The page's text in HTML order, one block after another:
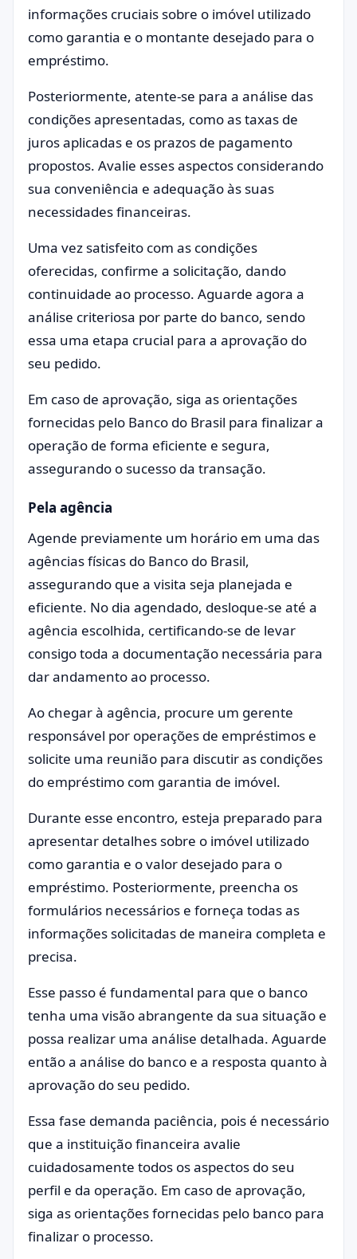
informações cruciais sobre o imóvel utilizado
como garantia e o montante desejado para o
empréstimo.
Posteriormente, atente-se para a análise das
condições apresentadas, como as taxas de
juros aplicadas e os prazos de pagamento
propostos. Avalie esses aspectos considerando
sua conveniência e adequação às suas
necessidades financeiras.
Uma vez satisfeito com as condições
oferecidas, confirme a solicitação, dando
continuidade ao processo. Aguarde agora a
análise criteriosa por parte do banco, sendo
essa uma etapa crucial para a aprovação do
seu pedido.
Em caso de aprovação, siga as orientações
fornecidas pelo Banco do Brasil para finalizar a
operação de forma eficiente e segura,
assegurando o sucesso da transação.
Pela agência
Agende previamente um horário em uma das
agências físicas do Banco do Brasil,
assegurando que a visita seja planejada e
eficiente. No dia agendado, desloque-se até a
agência escolhida, certificando-se de levar
consigo toda a documentação necessária para
dar andamento ao processo.
Ao chegar à agência, procure um gerente
responsável por operações de empréstimos e
solicite uma reunião para discutir as condições
do empréstimo com garantia de imóvel.
Durante esse encontro, esteja preparado para
apresentar detalhes sobre o imóvel utilizado
como garantia e o valor desejado para o
empréstimo. Posteriormente, preencha os
formulários necessários e forneça todas as
informações solicitadas de maneira completa e
precisa.
Esse passo é fundamental para que o banco
tenha uma visão abrangente da sua situação e
possa realizar uma análise detalhada. Aguarde
então a análise do banco e a resposta quanto à
aprovação do seu pedido.
Essa fase demanda paciência, pois é necessário
que a instituição financeira avalie
cuidadosamente todos os aspectos do seu
perfil e da operação. Em caso de aprovação,
siga as orientações fornecidas pelo banco para
finalizar o processo.